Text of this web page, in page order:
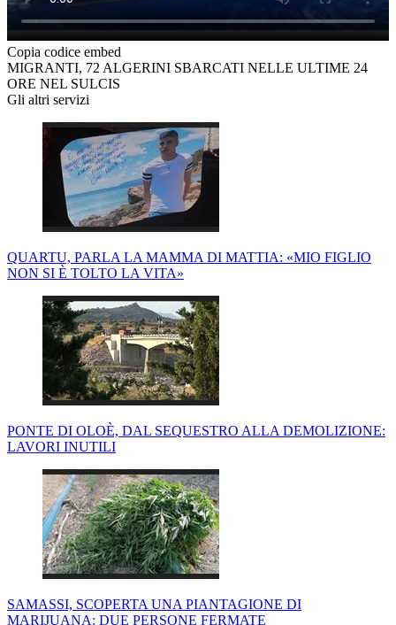
Copia codice embed
MIGRANTI, 72 ALGERINI SBARCATI NELLE ULTIME 24
ORE NEL SULCIS
Gli altri servizi
QUARTU, PARLA LA MAMMA DI MATTIA: «MIO FIGLIO
NON SI È TOLTO LA VITA»
PONTE DI OLOÈ, DAL SEQUESTRO ALLA DEMOLIZIONE:
LAVORI INUTILI
SAMASSI, SCOPERTA UNA PIANTAGIONE DI
MARIJUANA: DUE PERSONE FERMATE